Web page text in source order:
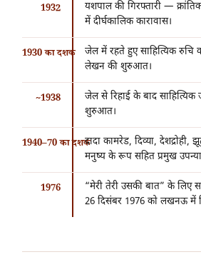
1932
यशपाल की गिरफ्तारी —
में दीर्घकालिक कारावास।
1930 का दशक
जेल में रहते हुए साहित्यिक
लेखन की शुरुआत।
~1938
जेल से रिहाई के बाद
शुरुआत।
1940–70 का दशकदादा कामरेड, दिव्या,
मनुष्य के रूप सहित प्रमुख
1976
“मेरी तेरी उसकी बात” के लिए
26 दिसंबर 1976 को लखनऊ में